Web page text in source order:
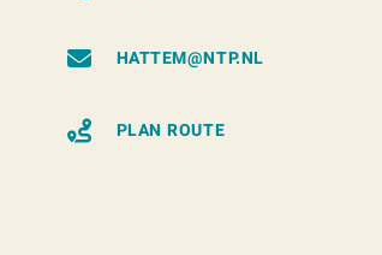
HATTEM@NTP.NL
PLAN ROUTE